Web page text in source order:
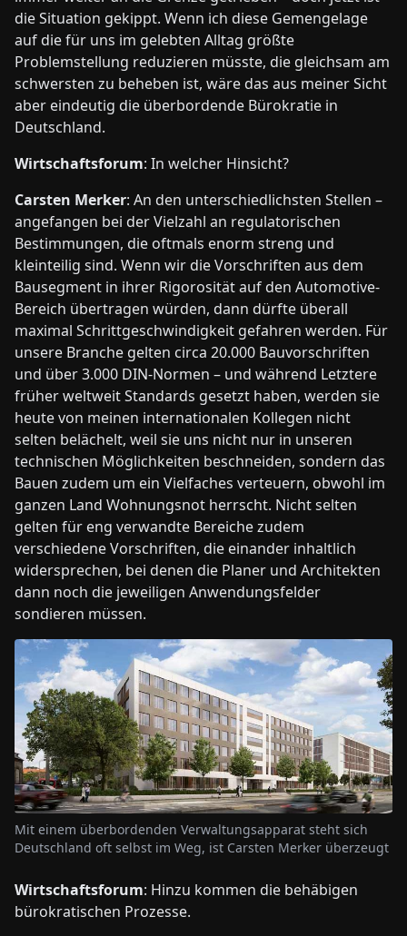
die Situation gekippt. Wenn ich diese Gemengelage
auf die für uns im gelebten Alltag größte
Problemstellung reduzieren müsste, die gleichsam am
schwersten zu beheben ist, wäre das aus meiner Sicht
aber eindeutig die überbordende Bürokratie in
Deutschland.
Wirtschaftsforum: In welcher Hinsicht?
Carsten Merker: An den unterschiedlichsten Stellen –
angefangen bei der Vielzahl an regulatorischen
Bestimmungen, die oftmals enorm streng und
kleinteilig sind. Wenn wir die Vorschriften aus dem
Bausegment in ihrer Rigorosität auf den Automotive-
Bereich übertragen würden, dann dürfte überall
maximal Schrittgeschwindigkeit gefahren werden. Für
unsere Branche gelten circa 20.000 Bauvorschriften
und über 3.000 DIN-Normen – und während Letztere
früher weltweit Standards gesetzt haben, werden sie
heute von meinen internationalen Kollegen nicht
selten belächelt, weil sie uns nicht nur in unseren
technischen Möglichkeiten beschneiden, sondern das
Bauen zudem um ein Vielfaches verteuern, obwohl im
ganzen Land Wohnungsnot herrscht. Nicht selten
gelten für eng verwandte Bereiche zudem
verschiedene Vorschriften, die einander inhaltlich
widersprechen, bei denen die Planer und Architekten
dann noch die jeweiligen Anwendungsfelder
sondieren müssen.
Mit einem überbordenden Verwaltungsapparat steht sich
Deutschland oft selbst im Weg, ist Carsten Merker überzeugt
Wirtschaftsforum: Hinzu kommen die behäbigen
bürokratischen Prozesse.